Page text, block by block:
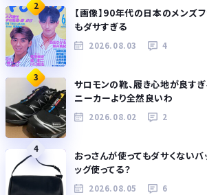
2
【画像】90年代の日本のメンズ
もダサすぎる
2026.08.03 4
3
サロモンの靴、履き心地が良す
ニーカーより全然良いわ
2026.08.02 2
4
おっさんが使ってもダサくないバ
ッグ使ってる？
2026.08.05 6